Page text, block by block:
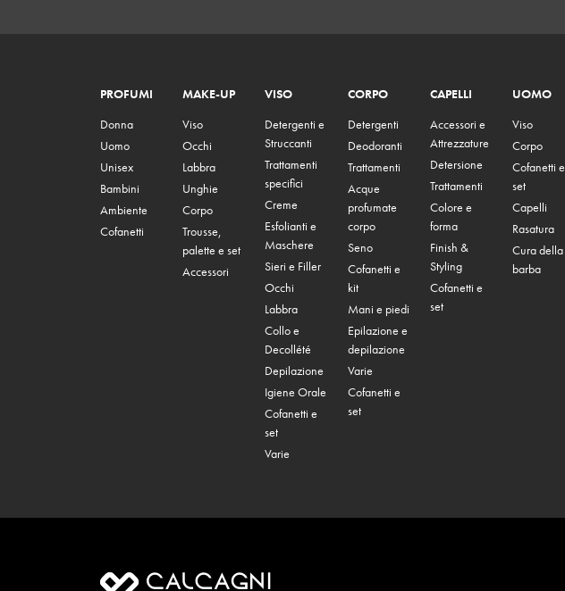
PROFUMI
Donna
Uomo
Unisex
Bambini
Ambiente
Cofanetti
MAKE-UP
Viso
Occhi
Labbra
Unghie
Corpo
Trousse,
palette e set
Accessori
VISO
Detergenti e
Struccanti
Trattamenti
specifici
Creme
Esfolianti e
Maschere
Sieri e Filler
Occhi
Labbra
Collo e
Decollété
Depilazione
Igiene Orale
Cofanetti e
set
Varie
CORPO
Detergenti
Deodoranti
Trattamenti
Acque
profumate
corpo
Seno
Cofanetti e
kit
Mani e piedi
Epilazione e
depilazione
Varie
Cofanetti e
set
CAPELLI
Accessori e
Attrezzature
Detersione
Trattamenti
Colore e
forma
Finish &
Styling
Cofanetti e
set
UOMO
Viso
Corpo
Cofanetti e
set
Capelli
Rasatura
Cura della
barba